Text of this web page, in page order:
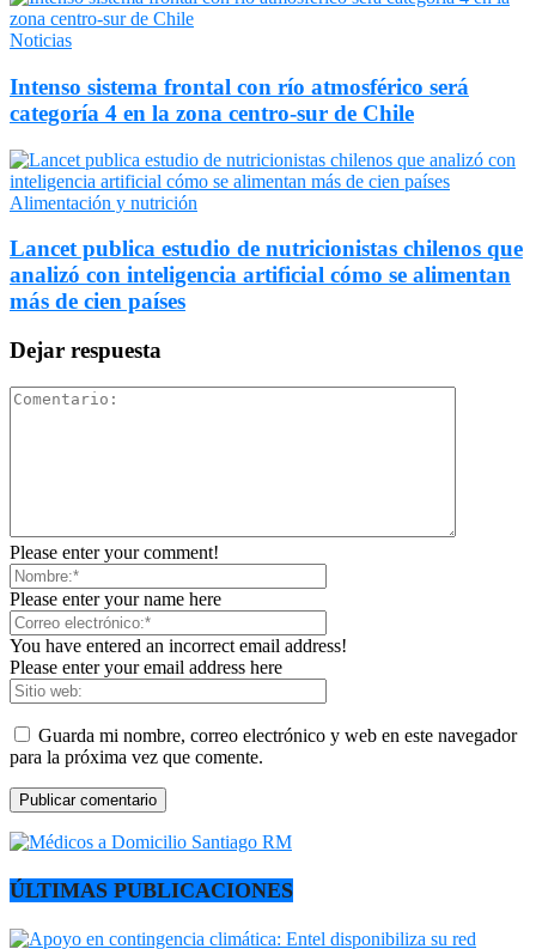
Noticias
Intenso sistema frontal con río atmosférico será
categoría 4 en la zona centro-sur de Chile
Alimentación y nutrición
Lancet publica estudio de nutricionistas chilenos que
analizó con inteligencia artificial cómo se alimentan
más de cien países
Dejar respuesta
Please enter your comment!
Please enter your name here
You have entered an incorrect email address!
Please enter your email address here
Guarda mi nombre, correo electrónico y web en este navegador
para la próxima vez que comente.
ÚLTIMAS PUBLICACIONES